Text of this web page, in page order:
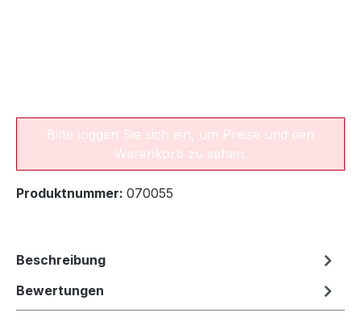
Bitte loggen Sie sich ein, um Preise und den
Warenkorb zu sehen.
Produktnummer: 070055
Beschreibung
Bewertungen